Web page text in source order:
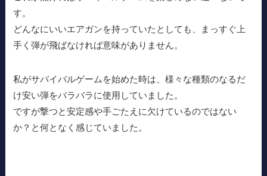
す。
どんなにいいエアガンを持っていたとしても、まっすぐ上
手く弾が飛ばなければ意味がありません。
私がサバイバルゲームを始めた時は、様々な種類のなるだ
け安い弾をバラバラに使用していました。
ですが撃つと安定感や手ごたえに欠けているのではない
か？と何となく感じていました。